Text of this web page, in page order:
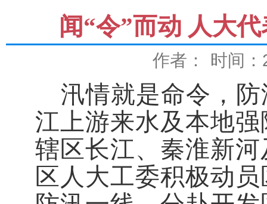
闻“令”而动 人大
作者： 时间
汛情就是命令，
江上游来水及本地
辖区长江、秦淮新
区人大工委积极动